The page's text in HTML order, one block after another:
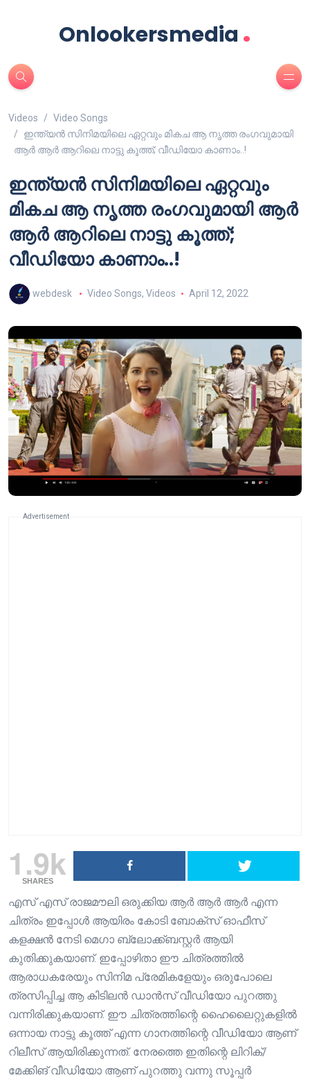
Onlookersmedia .
Videos
Video Songs
ഇന്ത്യൻ സിനിമയിലെ ഏറ്റവും മികച ആ നൃത്ത രംഗവുമായി
ആർ ആർ ആറിലെ നാട്ടു കൂത്ത്; വീഡിയോ കാണാം..!
ഇന്ത്യൻ സിനിമയിലെ ഏറ്റവും
മികച ആ നൃത്ത രംഗവുമായി ആർ
ആർ ആറിലെ നാട്ടു കൂത്ത്;
വീഡിയോ കാണാം..!
webdesk Video Songs, Videos April 12, 2022
Advertisement
1.9k
SHARES
എസ് എസ് രാജമൗലി ഒരുക്കിയ ആർ ആർ ആർ എന്ന
ചിത്രം ഇപ്പോൾ ആയിരം കോടി ബോക്സ് ഓഫീസ്
കളക്ഷൻ നേടി മെഗാ ബ്ലോക്ക്ബസ്റ്റർ ആയി
കുതിക്കുകയാണ്. ഇപ്പോഴിതാ ഈ ചിത്രത്തിൽ
ആരാധകരേയും സിനിമ പ്രേമികളേയും ഒരുപോലെ
ത്രസിപ്പിച്ച ആ കിടിലൻ ഡാൻസ് വീഡിയോ പുറത്തു
വന്നിരിക്കുകയാണ്. ഈ ചിത്രത്തിന്റെ ഹൈലൈറ്റുകളിൽ
ഒന്നായ നാട്ടു കൂത്ത് എന്ന ഗാനത്തിന്റെ വീഡിയോ ആണ്
റിലീസ് ആയിരിക്കുന്നത്. നേരത്തെ ഇതിന്റെ ലിറിക്/
മേക്കിങ് വീഡിയോ ആണ് പുറത്തു വന്നു സൂപ്പർ